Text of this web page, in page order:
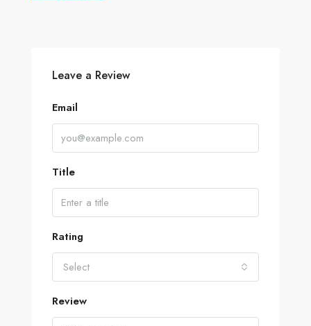
Leave a Review
Email
Title
Rating
Select
Review